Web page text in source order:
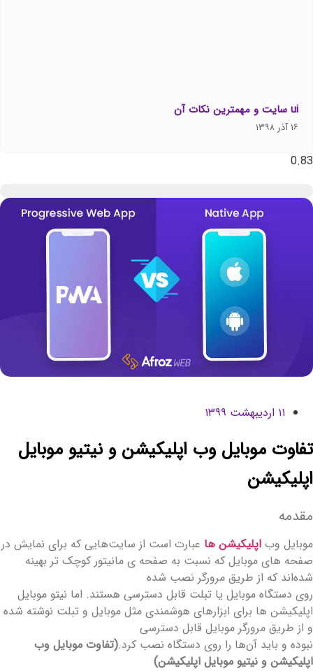
ui سایت و مهمترین نکات آن
۱۶ آذر ۱۳۹۸
۱۱ اردیبهشت ۱۳۹۹
تفاوت موبایل وب اپلیکیشن و نیتیو موبایل
اپلیکیشن
مقدمه
موبایل وب اپلیکیشن ها عبارت است از سایت‌هایی که برای نمایش در
صفحه های موبایل که نسبت به صفحه ی مانیتور کوچک‌ تر بهینه
شده‌اند که از طریق مرورگر نصب شده
روی دستگاه موبایل یا تبلت قابل دسترسی هستند. اما‌ نیتو موبایل
اپلیکیشن ها برای ابزارهای هوشمندی مثل موبایل و تبلت نوشته شده
و از طریق مرورگر موبایل قابل دسترسی
نبوده و باید آن‌ها را روی دستگاه نصب کرد.(تفاوت موبایل وب
اپلیکیشن و نیتیو موبایل اپلیکیشن)